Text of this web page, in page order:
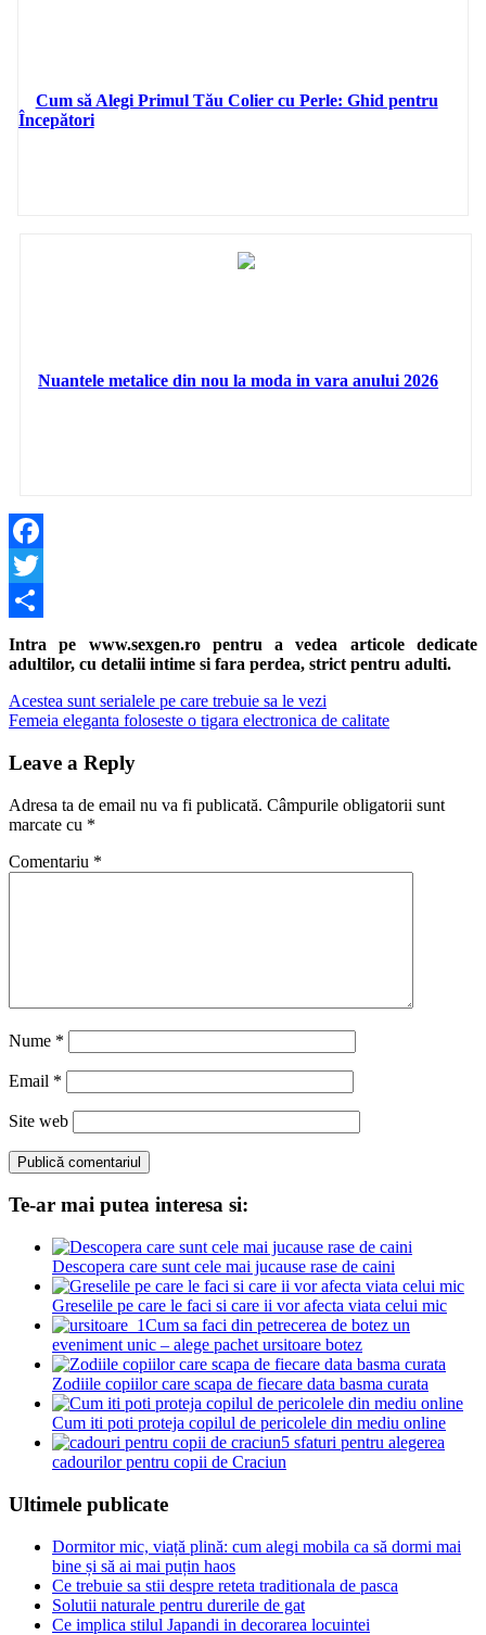
Cum să Alegi Primul Tău Colier cu Perle: Ghid pentru
Începători
Nuantele metalice din nou la moda in vara anului 2026
Facebook
Twitter
Share
Intra pe www.sexgen.ro pentru a vedea articole dedicate
adultilor, cu detalii intime si fara perdea, strict pentru adulti.
Navigare
în
articole
Previous
Post:
Acestea sunt serialele pe care trebuie sa le vezi
Next
Femeia eleganta foloseste o tigara electronica de calitate
Leave a Reply
Adresa ta de email nu va fi publicată. Câmpurile obligatorii sunt
marcate cu *
Comentariu *
Nume *
Email *
Site web
Te-ar mai putea interesa si:
Descopera care sunt cele mai jucause rase de caini
Greselile pe care le faci si care ii vor afecta viata celui mic
Cum sa faci din petrecerea de botez un
eveniment unic – alege pachet ursitoare botez
Zodiile copiilor care scapa de fiecare data basma curata
Cum iti poti proteja copilul de pericolele din mediu online
5 sfaturi pentru alegerea
cadourilor pentru copii de Craciun
Ultimele publicate
Dormitor mic, viață plină: cum alegi mobila ca să dormi mai
bine și să ai mai puțin haos
Ce trebuie sa stii despre reteta traditionala de pasca
Solutii naturale pentru durerile de gat
Ce implica stilul Japandi in decorarea locuintei